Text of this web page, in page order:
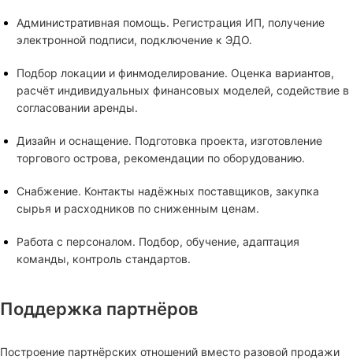
Административная помощь. Регистрация ИП, получение
электронной подписи, подключение к ЭДО.
Подбор локации и финмоделирование. Оценка вариантов,
расчёт индивидуальных финансовых моделей, содействие в
согласовании аренды.
Дизайн и оснащение. Подготовка проекта, изготовление
торгового острова, рекомендации по оборудованию.
Снабжение. Контакты надёжных поставщиков, закупка
сырья и расходников по сниженным ценам.
Работа с персоналом. Подбор, обучение, адаптация
команды, контроль стандартов.
Поддержка партнёров
Построение партнёрских отношений вместо разовой продажи